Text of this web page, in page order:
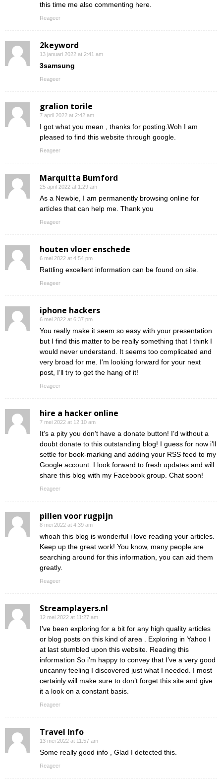
this time me also commenting here.
Reageer
2keyword
13 januari 2022 at 2:41 am
3samsung
Reageer
gralion torile
7 april 2022 at 2:42 am
I got what you mean , thanks for posting.Woh I am
pleased to find this website through google.
Reageer
Marquitta Bumford
25 april 2022 at 1:29 am
As a Newbie, I am permanently browsing online for
articles that can help me. Thank you
Reageer
houten vloer enschede
6 mei 2022 at 4:54 pm
Rattling excellent information can be found on site.
Reageer
iphone hackers
6 mei 2022 at 6:37 pm
You really make it seem so easy with your presentation
but I find this matter to be really something that I think I
would never understand. It seems too complicated and
very broad for me. I’m looking forward for your next
post, I’ll try to get the hang of it!
Reageer
hire a hacker online
7 mei 2022 at 12:10 am
It’s a pity you don’t have a donate button! I’d without a
doubt donate to this outstanding blog! I guess for now i’ll
settle for book-marking and adding your RSS feed to my
Google account. I look forward to fresh updates and will
share this blog with my Facebook group. Chat soon!
Reageer
pillen voor rugpijn
8 mei 2022 at 4:39 am
whoah this blog is wonderful i love reading your articles.
Keep up the great work! You know, many people are
searching around for this information, you can aid them
greatly.
Reageer
Streamplayers.nl
12 mei 2022 at 11:27 am
I’ve been exploring for a bit for any high quality articles
or blog posts on this kind of area . Exploring in Yahoo I
at last stumbled upon this website. Reading this
information So i’m happy to convey that I’ve a very good
uncanny feeling I discovered just what I needed. I most
certainly will make sure to don’t forget this site and give
it a look on a constant basis.
Reageer
Travel Info
13 mei 2022 at 11:57 am
Some really good info , Glad I detected this.
Reageer